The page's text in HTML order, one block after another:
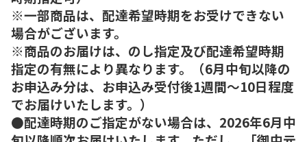
※一部商品は、配達希望時期をお受けできない
場合がございます。
※商品のお届けは、のし指定及び配達希望時期
指定の有無により異なります。（6月中旬以降の
お申込み分は、お申込み受付後1週間～10日程度
でお届けいたします。）
●配達時期のご指定がない場合は、2026年6月中